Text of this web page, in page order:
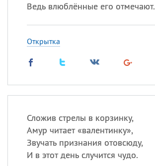
Ведь влюблённые его отмечают.
Открытка
Сложив стрелы в корзинку,
Амур читает «валентинку»,
Звучать признания отовсюду,
И в этот день случится чудо.